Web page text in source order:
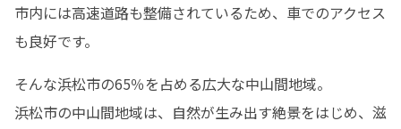
市内には高速道路も整備されているため、車でのアクセス
も良好です。
そんな浜松市の65％を占める広大な中山間地域。
浜松市の中山間地域は、自然が生み出す絶景をはじめ、滋